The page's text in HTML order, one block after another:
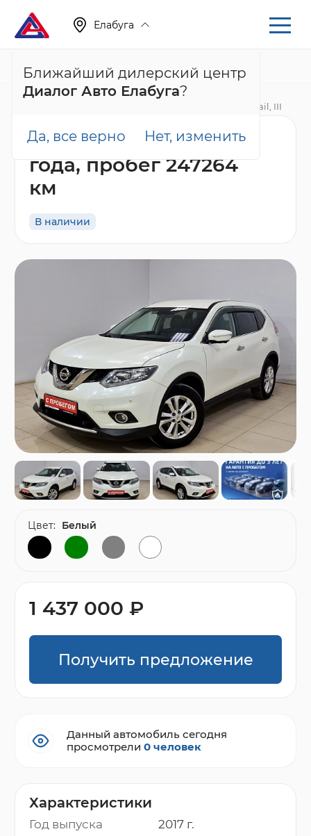
Елабуга
Ближайший дилерский центр
Диалог Авто Елабуга?
Да, все верно Нет, изменить
+7 (855) 222-05-71
X-Trail, III
Nissan X-Trail LE+, 2017
года, пробег 247264
км
В наличии
Характеристики
Год выпуска
2017 г.
1 437 000 ₽
Получить предложение
Цвет: Белый
Данный автомобиль сегодня
просмотрели0 человек